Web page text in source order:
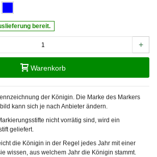
bereit.
+
Warenkorb
der Königin. Die Marke des Markers
kann sich je nach Anbieter ändern.
nicht vorrätig sind, wird ein
geliefert.
die Königin in der Regel jedes Jahr mit einer
wissen, aus welchem Jahr die Königin stammt.